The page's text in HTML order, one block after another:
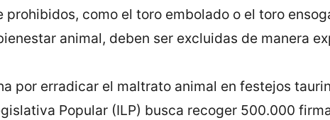
prohibidos, como el toro embolado o el toro
animal, deben ser excluidas de manera
por erradicar el maltrato animal en festejos
Popular (ILP) busca recoger 500.000